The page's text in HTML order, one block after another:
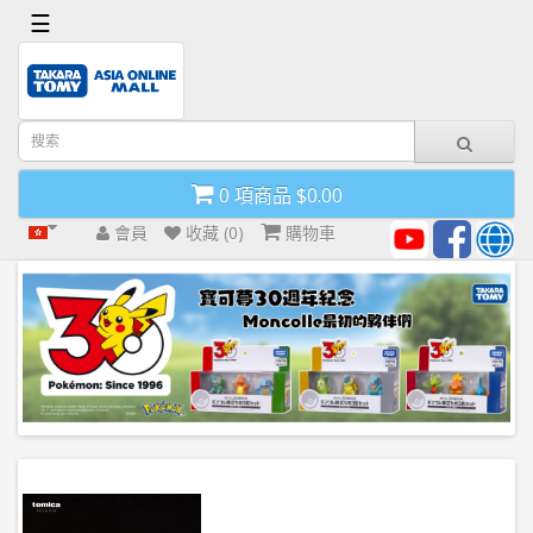
首
頁
導
欄
☰
0 項商品 $0.00
會員 收藏 (0) 購物車